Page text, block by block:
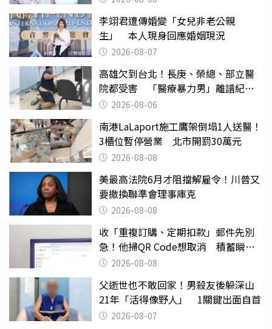
李翊君遭傳婚變「女兒非老公親
生」 本人現身回應婚姻現況
2026-08-07
高雄欠到台北！長庚、榮總、部立醫
院都受害 「醫療暴力男」離譜紀錄
曝光2026-08-06
南港LaLaport施工鷹架倒塌1人送醫！
3櫃位暫停營業 北市開罰30萬元
2026-08-08
美最高法院6月才阻擋解雇令！川普又
要撤換聯準會理事庫克
2026-08-08
收「重複訂購、定期扣款」郵件先別
急！他掃QR Code想取消 積蓄瞬間
蒸發2026-08-08
父逝世也不敢回家！男殺友後躲深山
21年「活得像野人」 1關鍵出面自首
2026-08-07